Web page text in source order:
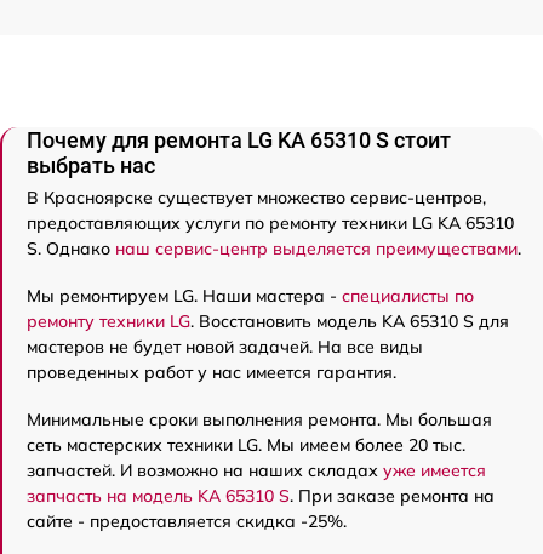
Почему для ремонта LG KA 65310 S стоит
выбрать нас
В Красноярске существует множество сервис-центров,
предоставляющих услуги по ремонту техники LG KA 65310
S. Однако наш сервис-центр выделяется преимуществами.
Мы ремонтируем LG. Наши мастера - специалисты по
ремонту техники LG. Восстановить модель KA 65310 S для
мастеров не будет новой задачей. На все виды
проведенных работ у нас имеется гарантия.
Минимальные сроки выполнения ремонта. Мы большая
сеть мастерских техники LG. Мы имеем более 20 тыс.
запчастей. И возможно на наших складах уже имеется
запчасть на модель KA 65310 S. При заказе ремонта на
сайте - предоставляется скидка -25%.